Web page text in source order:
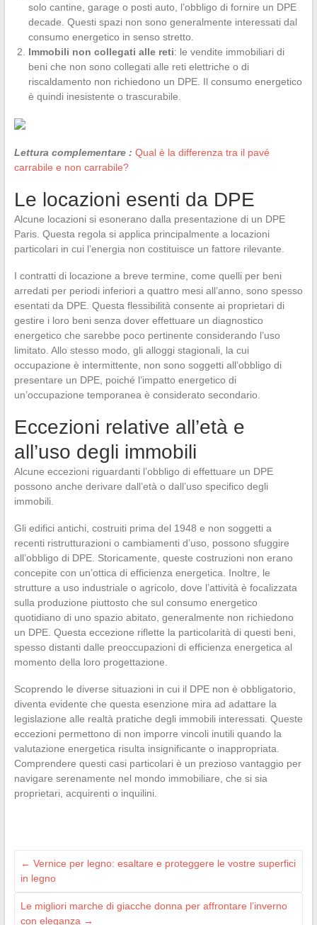
solo cantine, garage o posti auto, l’obbligo di fornire un DPE
decade. Questi spazi non sono generalmente interessati dal
consumo energetico in senso stretto.
Immobili non collegati alle reti: le vendite immobiliari di
beni che non sono collegati alle reti elettriche o di
riscaldamento non richiedono un DPE. Il consumo energetico
è quindi inesistente o trascurabile.
Lettura complementare : Qual è la differenza tra il pavé
carrabile e non carrabile?
Le locazioni esenti da DPE
Alcune locazioni si esonerano dalla presentazione di un DPE
Paris. Questa regola si applica principalmente a locazioni
particolari in cui l’energia non costituisce un fattore rilevante.
I contratti di locazione a breve termine, come quelli per beni
arredati per periodi inferiori a quattro mesi all’anno, sono spesso
esentati da DPE. Questa flessibilità consente ai proprietari di
gestire i loro beni senza dover effettuare un diagnostico
energetico che sarebbe poco pertinente considerando l’uso
limitato. Allo stesso modo, gli alloggi stagionali, la cui
occupazione è intermittente, non sono soggetti all’obbligo di
presentare un DPE, poiché l’impatto energetico di
un’occupazione temporanea è considerato secondario.
Eccezioni relative all’età e
all’uso degli immobili
Alcune eccezioni riguardanti l’obbligo di effettuare un DPE
possono anche derivare dall’età o dall’uso specifico degli
immobili.
Gli edifici antichi, costruiti prima del 1948 e non soggetti a
recenti ristrutturazioni o cambiamenti d’uso, possono sfuggire
all’obbligo di DPE. Storicamente, queste costruzioni non erano
concepite con un’ottica di efficienza energetica. Inoltre, le
strutture a uso industriale o agricolo, dove l’attività è focalizzata
sulla produzione piuttosto che sul consumo energetico
quotidiano di uno spazio abitato, generalmente non richiedono
un DPE. Questa eccezione riflette la particolarità di questi beni,
spesso distanti dalle preoccupazioni di efficienza energetica al
momento della loro progettazione.
Scoprendo le diverse situazioni in cui il DPE non è obbligatorio,
diventa evidente che questa esenzione mira ad adattare la
legislazione alle realtà pratiche degli immobili interessati. Queste
eccezioni permettono di non imporre vincoli inutili quando la
valutazione energetica risulta insignificante o inappropriata.
Comprendere questi casi particolari è un prezioso vantaggio per
navigare serenamente nel mondo immobiliare, che si sia
proprietari, acquirenti o inquilini.
← Vernice per legno: esaltare e proteggere le vostre superfici
in legno
Le migliori marche di giacche donna per affrontare l’inverno
con eleganza →